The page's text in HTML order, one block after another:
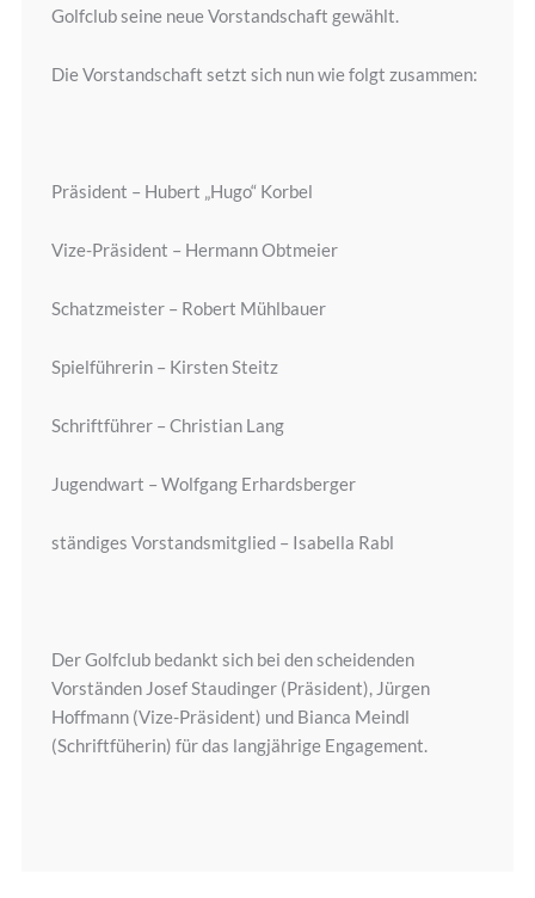
Golfclub seine neue Vorstandschaft gewählt.
Die Vorstandschaft setzt sich nun wie folgt zusammen:
Präsident – Hubert „Hugo“ Korbel
Vize-Präsident – Hermann Obtmeier
Schatzmeister – Robert Mühlbauer
Spielführerin – Kirsten Steitz
Schriftführer – Christian Lang
Jugendwart – Wolfgang Erhardsberger
ständiges Vorstandsmitglied – Isabella Rabl
Der Golfclub bedankt sich bei den scheidenden
Vorständen Josef Staudinger (Präsident), Jürgen
Hoffmann (Vize-Präsident) und Bianca Meindl
(Schriftfüherin) für das langjährige Engagement.